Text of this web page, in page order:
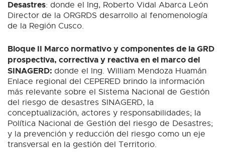
Desastres: donde el Ing, Roberto Vidal Abarca León
Director de la ORGRDS desarrollo al fenomenología
de la Región Cusco.
Bloque II Marco normativo y componentes de la GRD
prospectiva, correctiva y reactiva en el marco del
SINAGERD: donde el Ing. William Mendoza Huamán
Enlace regional del CEPERED brindo la información
más relevante sobre el Sistema Nacional de Gestión
del riesgo de desastres SINAGERD, la
conceptualización, actores y responsabilidades; la
Política Nacional de Gestión del riesgo de Desastres;
y la prevención y reducción del riesgo como un eje
transversal en la gestión del Territorio.